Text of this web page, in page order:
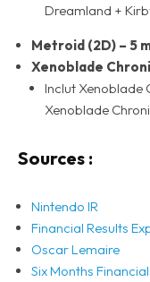
Dreamland +
Metroid (2D) – 5
Xenoblade
Inclut Xenoblade
Xenoblade
Sources :
Nintendo IR
Financial Results
Oscar Lemaire
Six Months